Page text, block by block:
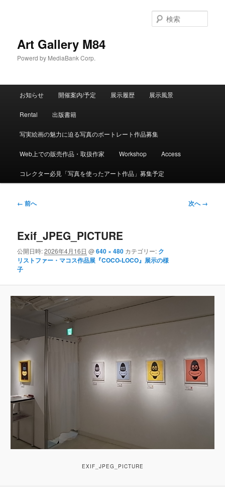
Art Gallery M84
Powerd by MediaBank Corp.
索
メインメニュー
メインコンテンツへ移動
サブコンテンツへ移動
お知らせ 開催案内/予定 展示履歴 展示風景
Rental 出版書籍
写実絵画の魅力に迫る写真のボートレート作品募集
Web上での販売作品・取扱作家 Workshop Access
コレクター必見「写真を使ったアート作品」募集予定
画像ナビゲーション
← 前へ 次へ →
Exif_JPEG_PICTURE
公開日時:2026年4月16日 @640 × 480 カテゴリー: ク
リストファー・マコス作品展『COCO-LOCO』展示の様
子
EXIF_JPEG_PICTURE